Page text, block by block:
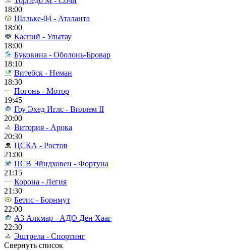
18:00
Шальке-04 - Аталанта
18:00
Каспий - Улытау
18:00
Буковина - Оболонь-Бровар
18:10
Витебск - Неман
18:30
Погонь - Мотор
19:45
Гоу Эхед Иглс - Виллем II
20:00
Витория - Арока
20:30
ЦСКА - Ростов
21:00
ПСВ Эйндховен - Фортуна
21:15
Корона - Легия
21:30
Бетис - Борнмут
22:00
АЗ Алкмар - АДО Ден Хааг
22:30
Эштрела - Спортинг
Свернуть список